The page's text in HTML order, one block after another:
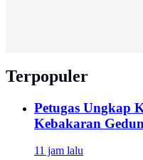
Terpopuler
Petugas Ungkap
Kebakaran
11 jam lalu